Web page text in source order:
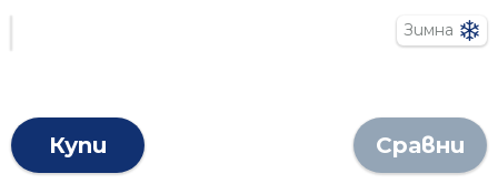
Зимна
Купи Сравни